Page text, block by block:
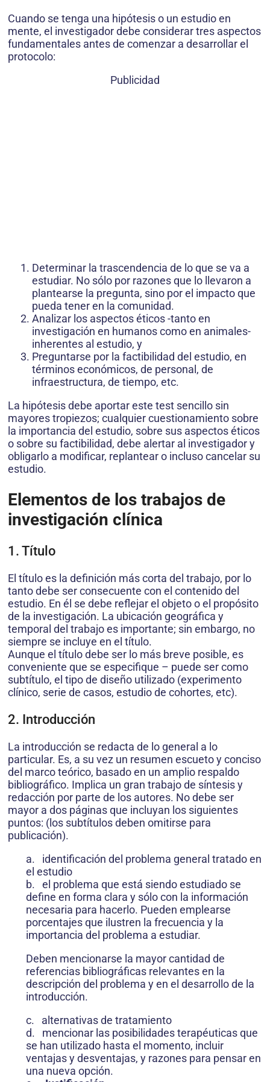
Cuando se tenga una hipótesis o un estudio en
mente, el investigador debe considerar tres aspectos
fundamentales antes de comenzar a desarrollar el
protocolo:
Publicidad
Determinar la trascendencia de lo que se va a
estudiar. No sólo por razones que lo llevaron a
plantearse la pregunta, sino por el impacto que
pueda tener en la comunidad.
Analizar los aspectos éticos -tanto en
investigación en humanos como en animales-
inherentes al estudio, y
Preguntarse por la factibilidad del estudio, en
términos económicos, de personal, de
infraestructura, de tiempo, etc.
La hipótesis debe aportar este test sencillo sin
mayores tropiezos; cualquier cuestionamiento sobre
la importancia del estudio, sobre sus aspectos éticos
o sobre su factibilidad, debe alertar al investigador y
obligarlo a modificar, replantear o incluso cancelar su
estudio.
Elementos de los trabajos de
investigación clínica
1. Título
El título es la definición más corta del trabajo, por lo
tanto debe ser consecuente con el contenido del
estudio. En él se debe reflejar el objeto o el propósito
de la investigación. La ubicación geográfica y
temporal del trabajo es importante; sin embargo, no
siempre se incluye en el título.
Aunque el título debe ser lo más breve posible, es
conveniente que se especifique – puede ser como
subtítulo, el tipo de diseño utilizado (experimento
clínico, serie de casos, estudio de cohortes, etc).
2. Introducción
La introducción se redacta de lo general a lo
particular. Es, a su vez un resumen escueto y conciso
del marco teórico, basado en un amplio respaldo
bibliográfico. Implica un gran trabajo de síntesis y
redacción por parte de los autores. No debe ser
mayor a dos páginas que incluyan los siguientes
puntos: (los subtítulos deben omitirse para
publicación).
a. identificación del problema general tratado en
el estudio
b. el problema que está siendo estudiado se
define en forma clara y sólo con la información
necesaria para hacerlo. Pueden emplearse
porcentajes que ilustren la frecuencia y la
importancia del problema a estudiar.
Deben mencionarse la mayor cantidad de
referencias bibliográficas relevantes en la
descripción del problema y en el desarrollo de la
introducción.
c. alternativas de tratamiento
d. mencionar las posibilidades terapéuticas que
se han utilizado hasta el momento, incluir
ventajas y desventajas, y razones para pensar en
una nueva opción.